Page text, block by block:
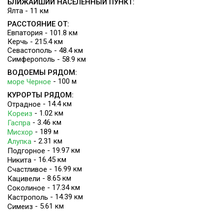
БЛИЖАЙШИЙ НАСЕЛЕННЫЙ ПУНКТ:
Ялта - 11 км
РАССТОЯНИЕ ОТ:
Евпатория - 101.8 км
Керчь - 215.4 км
Севастополь - 48.4 км
Симферополь - 58.9 км
ВОДОЕМЫ РЯДОМ:
море Черное - 100 м
КУРОРТЫ РЯДОМ:
Отрадное - 14.4 км
Кореиз - 1.02 км
Гаспра - 3.46 км
Мисхор - 189 м
Алупка - 2.31 км
Подгорное - 19.97 км
Никита - 16.45 км
Счастливое - 16.99 км
Кацивели - 8.65 км
Соколиное - 17.34 км
Кастрополь - 14.39 км
Симеиз - 5.61 км